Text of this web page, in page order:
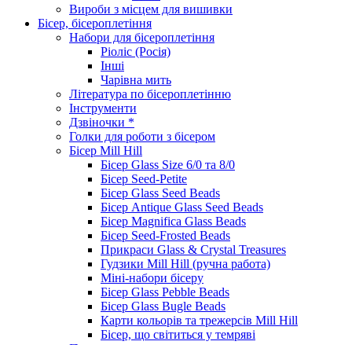
Вироби з місцем для вишивки
Бісер, бісероплетіння
Набори для бісероплетіння
Ріоліс (Росія)
Інші
Чарівна мить
Література по бісероплетінню
Інструменти
Дзвіночки *
Голки для роботи з бісером
Бісер Mill Hill
Бісер Glass Size 6/0 та 8/0
Бісер Seed-Petite
Бісер Glass Seed Beads
Бісер Antique Glass Seed Beads
Бісер Magnifica Glass Beads
Бісер Seed-Frosted Beads
Прикраси Glass & Crystal Treasures
Гудзики Mill Hill (ручна работа)
Міні-набори бісеру
Бісер Glass Pebble Beads
Бісер Glass Bugle Beads
Карти кольорів та трежерсів Mill Hill
Бісер, що світиться у темряві